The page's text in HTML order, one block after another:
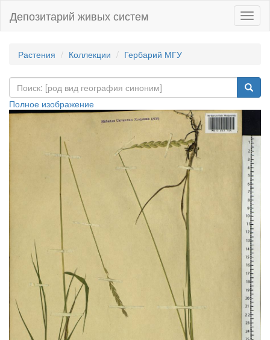
Депозитарий живых систем
Растения Коллекции Гербарий МГУ
Полное изображение